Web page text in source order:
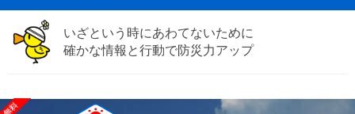
いざという時にあわてないために
確かな情報と行動で防災力アップ